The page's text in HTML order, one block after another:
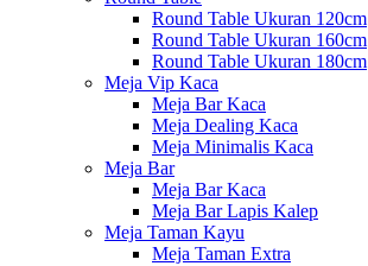
Round Table Ukuran 120cm
Round Table Ukuran 160cm
Round Table Ukuran 180cm
Meja Vip Kaca
Meja Bar Kaca
Meja Dealing Kaca
Meja Minimalis Kaca
Meja Bar
Meja Bar Kaca
Meja Bar Lapis Kalep
Meja Taman Kayu
Meja Taman Extra